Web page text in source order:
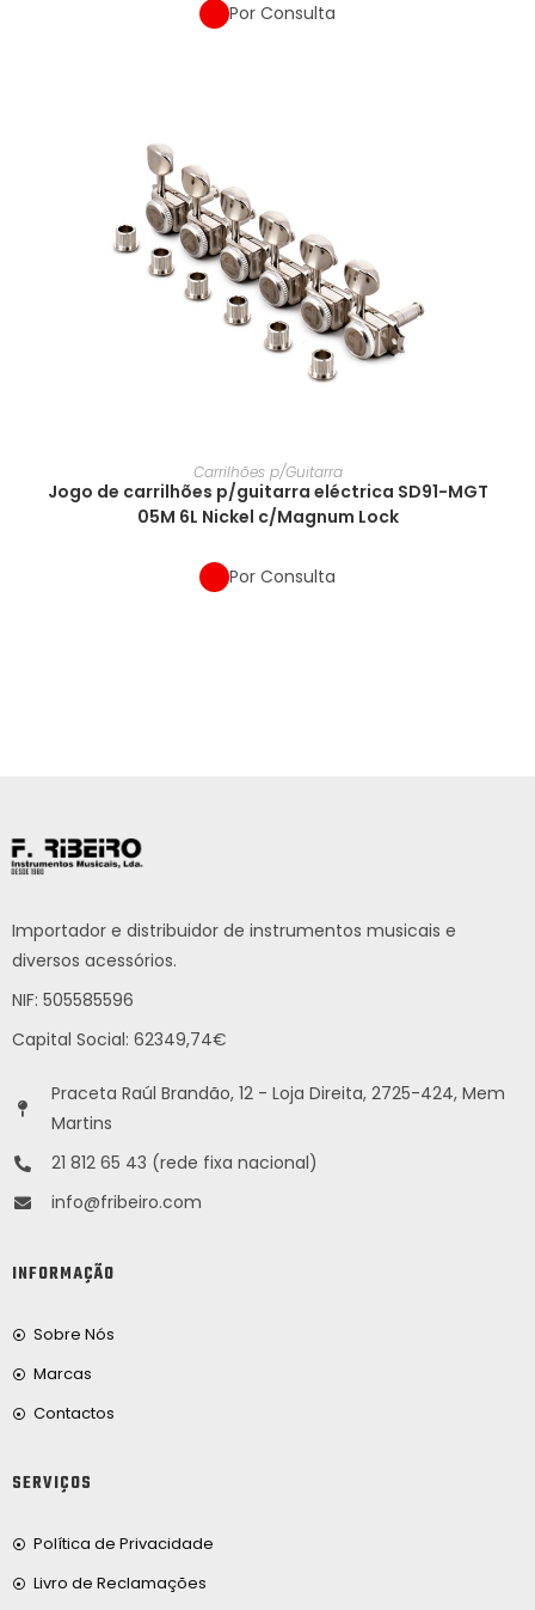
Por Consulta
Carrilhões p/Guitarra
Jogo de carrilhões p/guitarra eléctrica SD91-MGT
05M 6L Nickel c/Magnum Lock
Por Consulta
Importador e distribuidor de instrumentos musicais e
diversos acessórios.
NIF: 505585596
Capital Social: 62349,74€
Praceta Raúl Brandão, 12 - Loja Direita, 2725-424, Mem
Martins
21 812 65 43 (rede fixa nacional)
info@fribeiro.com
INFORMAÇÃO
Sobre Nós
Marcas
Contactos
SERVIÇOS
Política de Privacidade
Livro de Reclamações